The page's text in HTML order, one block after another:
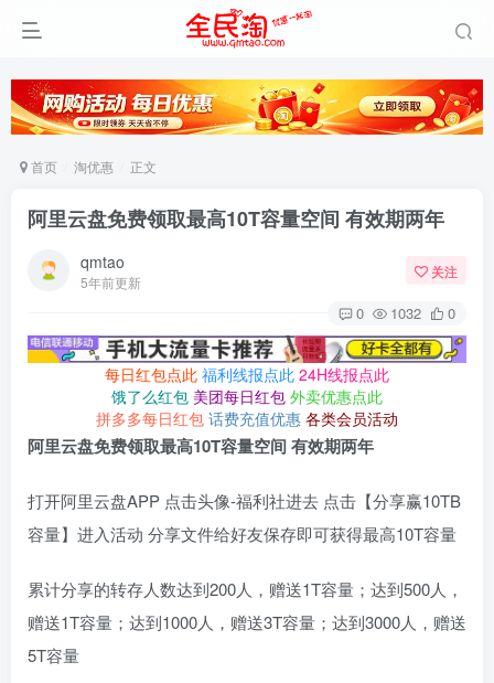
首页 淘优惠 正文
阿里云盘免费领取最高10T容量空间 有效期两年
qmtao
5年前更新
关注
0 1032 0
每日红包点此 福利线报点此 24H线报点此
饿了么红包 美团每日红包 外卖优惠点此
拼多多每日红包 话费充值优惠 各类会员活动
阿里云盘免费领取最高10T容量空间 有效期两年
打开阿里云盘APP 点击头像-福利社进去 点击【分享赢10TB
容量】进入活动 分享文件给好友保存即可获得最高10T容量
累计分享的转存人数达到200人，赠送1T容量；达到500人，
赠送1T容量；达到1000人，赠送3T容量；达到3000人，赠送
5T容量